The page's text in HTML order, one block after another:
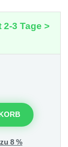
3 Tage >
8 %